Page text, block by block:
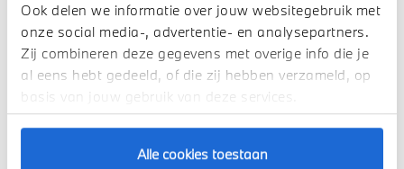
Ook delen we informatie over jouw websitegebruik met
onze social media-, advertentie- en analysepartners.
Zij combineren deze gegevens met overige info die je
al eens hebt gedeeld, of die zij hebben verzameld, op
basis van jouw gebruik van deze services.
Alle cookies toestaan
INTERIEUR HIGHLIGHTS.
Het interieur van de BMW iX2 combineert comfort en
technologie op topniveau. Zo geniet u van elektrisch
verwarmde voorstoelen, ervaart u moeiteloos gemak
dankzij de slimme Parking Assistant en rijdt u ontspannen
met de inbegrepen Cruise Control functie.